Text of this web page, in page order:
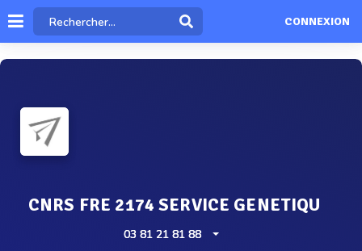
CONNEXION
CNRS FRE 2174 SERVICE GENETIQU
03 81 21 81 88